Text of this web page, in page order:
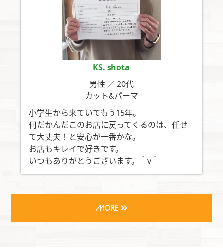
KS. shota
男性 ／ 20代
カット&パーマ
小学生から来ていてもう15年。
何だかんだこのお店に戻ってくるのは、任せ
て大丈夫！と安心が一番かな。
お店もキレイで好きです。
いつもありがとうございます。＾v＾
MORE